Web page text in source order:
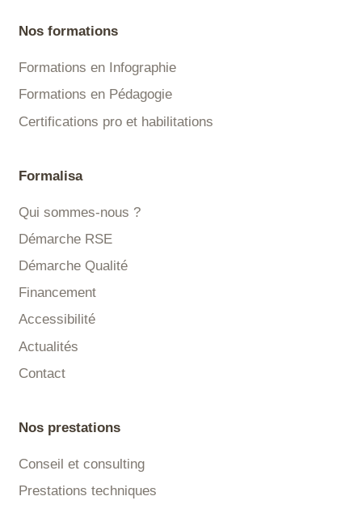
Nos formations
Formations en Infographie
Formations en Pédagogie
Certifications pro et habilitations
Formalisa
Qui sommes-nous ?
Démarche RSE
Démarche Qualité
Financement
Accessibilité
Actualités
Contact
Nos prestations
Conseil et consulting
Prestations techniques